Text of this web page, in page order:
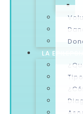
LA EPILEPSIA